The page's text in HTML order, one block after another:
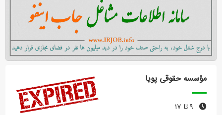
وبلاگ
معرفی ما
تعرفه ها
راهنما
ورود یا عضویت
مؤسسه حقوقی پویا